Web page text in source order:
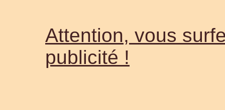
Attention, vous
publicité !